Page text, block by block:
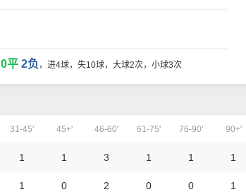
0平 2负 ，进4球，失10球，大球2次，小球3次
31-45' 45+' 46-60' 61-75' 76-90' 90+'
1 1 3 1 1 1
1 0 2 0 0 1